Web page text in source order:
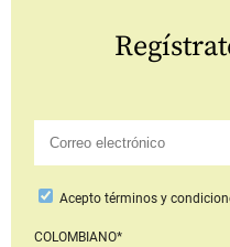
Aceptotérminos y
COLOMBIANO*